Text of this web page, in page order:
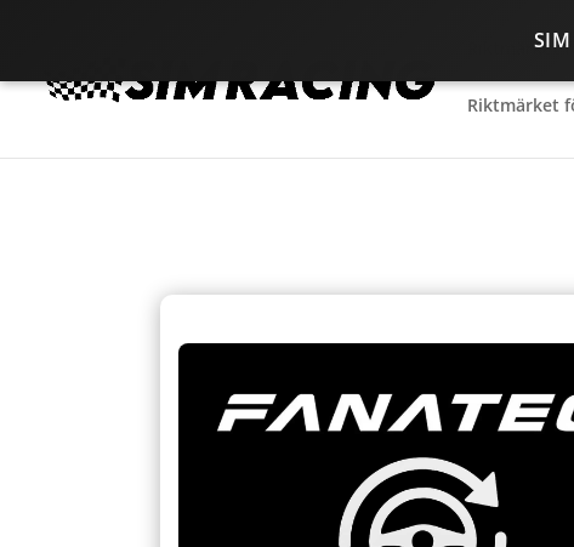
Riktmärket
Riktmärket